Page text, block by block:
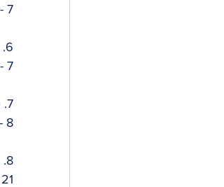
7 - 9 באוקטובר
6. פסטיבל
7 - 9 באוקטובר
7. פסטיבל בהר היהודים
8 -9 באוקטובר
8. שוק השווקים
21 -23 באוקטובר